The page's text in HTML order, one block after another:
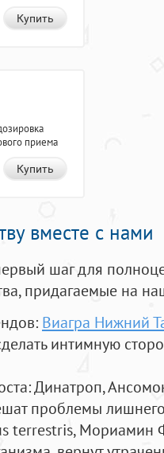
Купить
приема
Купить
вместе с нами
шаг для
придагаемые на
Виагра Нижний
интимную
: Динатроп,
проблемы
terrestris, Мориамин